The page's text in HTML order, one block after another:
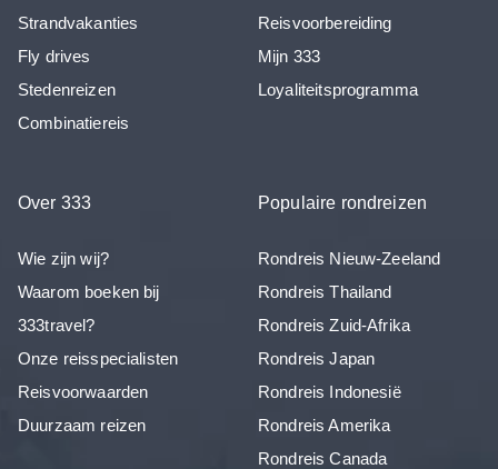
Strandvakanties
Fly drives
Stedenreizen
Combinatiereis
Reisvoorbereiding
Mijn 333
Loyaliteitsprogramma
Over 333
Wie zijn wij?
Waarom boeken bij
333travel?
Onze reisspecialisten
Reisvoorwaarden
Duurzaam reizen
Populaire rondreizen
Rondreis Nieuw-Zeeland
Rondreis Thailand
Rondreis Zuid-Afrika
Rondreis Japan
Rondreis Indonesië
Rondreis Amerika
Rondreis Canada